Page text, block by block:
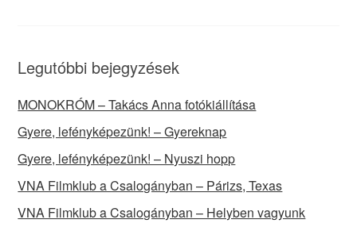
Legutóbbi bejegyzések
MONOKRÓM – Takács Anna fotókiállítása
Gyere, lefényképezünk! – Gyereknap
Gyere, lefényképezünk! – Nyuszi hopp
VNA Filmklub a Csalogányban – Párizs, Texas
VNA Filmklub a Csalogányban – Helyben vagyunk